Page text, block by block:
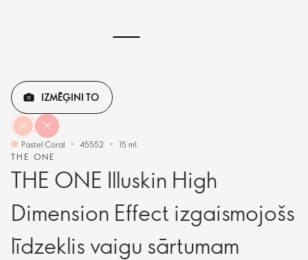
THE ONE
THE ONE Illuskin High
Dimension Effect izgaismojošs
līdzeklis vaigu sārtumam
IZMĒĢINI TO
Pastel Coral 45552 15 ml.